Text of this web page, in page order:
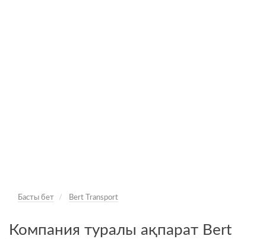
Басты бет Bert Transport
Компания туралы ақпарат Bert